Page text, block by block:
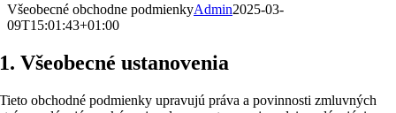
Všeobecné obchodne podmienkyAdmin2025-03-
09T15:01:43+01:00
1. Všeobecné ustanovenia
Tieto obchodné podmienky upravujú práva a povinnosti zmluvných